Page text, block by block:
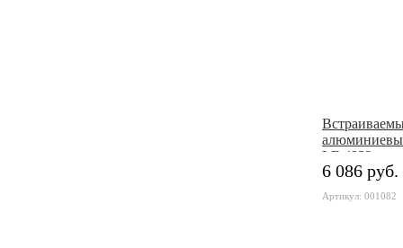
LE.4932
6 086 руб.
Артикул: 001082